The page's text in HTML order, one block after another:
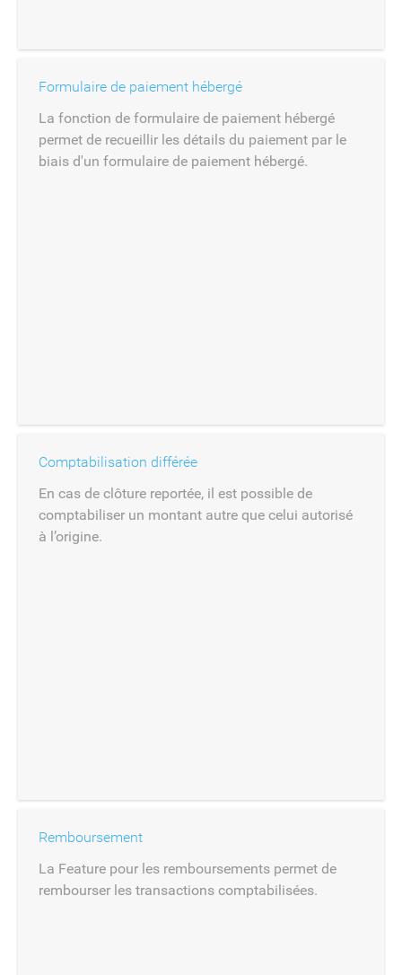
Formulaire de paiement hébergé
La fonction de formulaire de paiement hébergé
permet de recueillir les détails du paiement par le
biais d'un formulaire de paiement hébergé.
Comptabilisation différée
En cas de clôture reportée, il est possible de
comptabiliser un montant autre que celui autorisé
à l’origine.
Remboursement
La Feature pour les remboursements permet de
rembourser les transactions comptabilisées.